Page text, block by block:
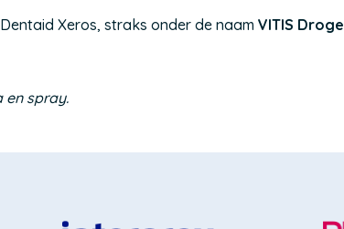
Dentaid Xeros, straks onder de naam VITIS Droge
en spray.